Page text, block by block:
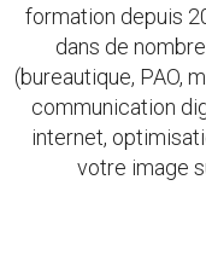
formation depuis
dans de
(bureautique, PAO,
communication
internet,
votre image